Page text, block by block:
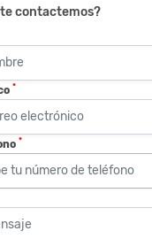
contactemos?
*
*